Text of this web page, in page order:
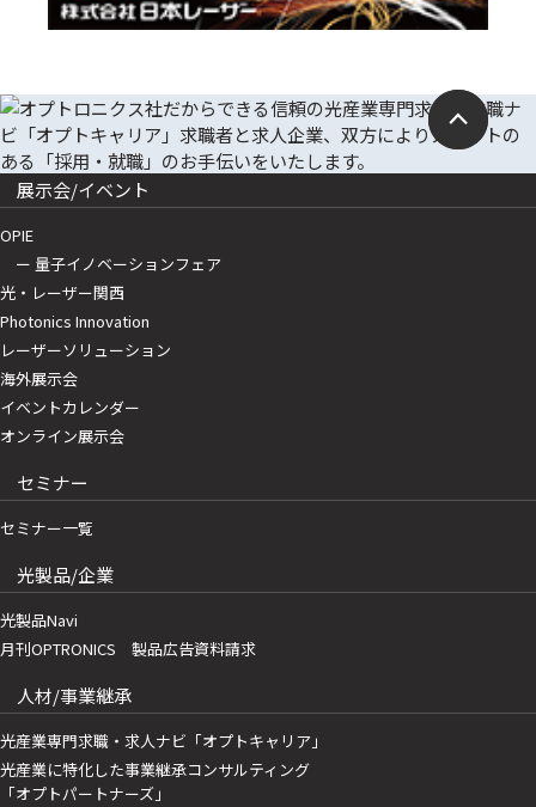
展示会/イベント
OPIE
ー 量子イノベーションフェア
光・レーザー関西
Photonics Innovation
レーザーソリューション
海外展示会
イベントカレンダー
オンライン展示会
セミナー
セミナー一覧
光製品/企業
光製品Navi
月刊OPTRONICS 製品広告資料請求
人材/事業継承
光産業専門求職・求人ナビ「オプトキャリア」
光産業に特化した事業継承コンサルティング
「オプトパートナーズ」